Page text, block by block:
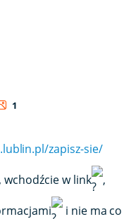
1
zapisz-sie/Link
, wchodźcie w link ,
i nie ma co